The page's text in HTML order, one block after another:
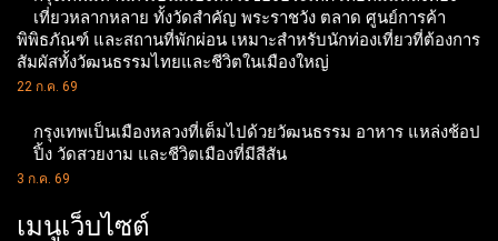
เที่ยวหลากหลาย ทั้งวัดสำคัญ พระราชวัง ตลาด ศูนย์การค้า
พิพิธภัณฑ์ และสถานที่พักผ่อน เหมาะสำหรับนักท่องเที่ยวที่ต้องการ
สัมผัสทั้งวัฒนธรรมไทยและชีวิตในเมืองใหญ่
22 ก.ค. 69
กรุงเทพเป็นเมืองหลวงที่เต็มไปด้วยวัฒนธรรม อาหาร แหล่งช้อป
ปิ้ง วัดสวยงาม และชีวิตเมืองที่มีสีสัน
3 ก.ค. 69
เมนูเว็บไซต์